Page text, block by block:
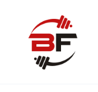
содержанию